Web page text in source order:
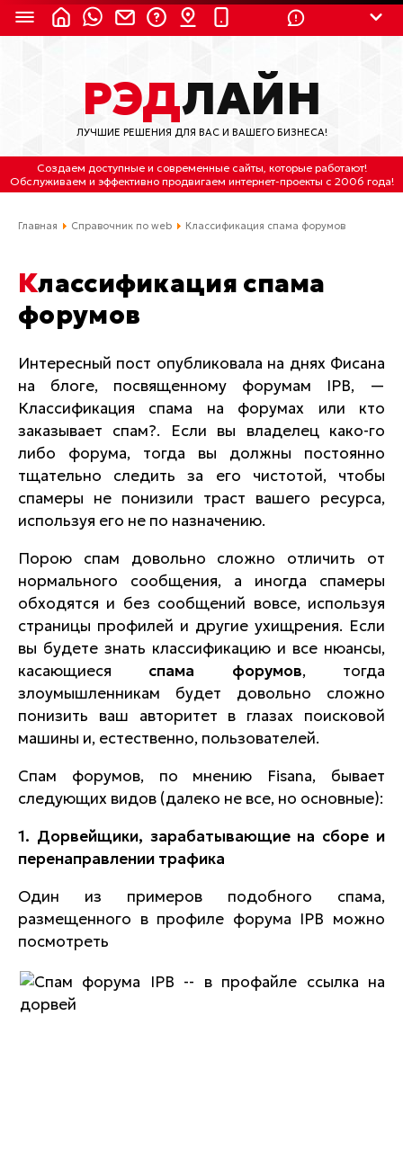
8 (800) 550-9899 (с 2:30 до 11:30 по
Мск)
Бесплатно по России
(4212) 658-653
(4212) 637-673
Отдельный вход \ Левый торец здания
Пн-пт. с 9:30 до 18:30 (по Хбк)
info@lred.ru
Все контакты
РЭДЛАЙН
ЛУЧШИЕ РЕШЕНИЯ ДЛЯ ВАС И ВАШЕГО БИЗНЕСА!
Создаем доступные и современные сайты, которые работают!
Обслуживаем и эффективно продвигаем интернет-проекты с 2006 года!
Главная Справочник по web Классификация спама форумов
Классификация спама
форумов
Интересный пост опубликовала на днях Фисана
на блоге, посвященному форумам IPB, —
Классификация спама на форумах или кто
заказывает спам?. Если вы владелец како-го
либо форума, тогда вы должны постоянно
тщательно следить за его чистотой, чтобы
спамеры не понизили траст вашего ресурса,
используя его не по назначению.
Порою спам довольно сложно отличить от
нормального сообщения, а иногда спамеры
обходятся и без сообщений вовсе, используя
страницы профилей и другие ухищрения. Если
вы будете знать классификацию и все нюансы,
касающиеся спама форумов, тогда
злоумышленникам будет довольно сложно
понизить ваш авторитет в глазах поисковой
машины и, естественно, пользователей.
Спам форумов, по мнению Fisana, бывает
следующих видов (далеко не все, но основные):
1. Дорвейщики, зарабатывающие на сборе и
перенаправлении трафика
Один из примеров подобного спама,
размещенного в профиле форума IPB можно
посмотреть